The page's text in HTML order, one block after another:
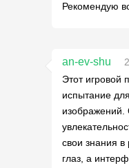
Рекомендую
an-ev-shu
Этот игровой
испытание
изображений.
свои знания
глаз, а